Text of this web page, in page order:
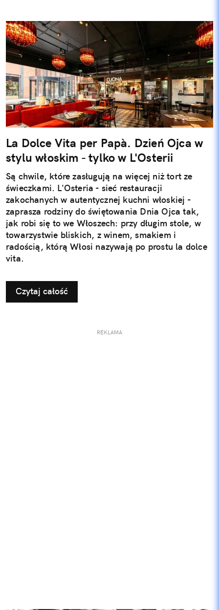
La Dolce Vita per Papà. Dzień Ojca w
stylu włoskim - tylko w L'Osterii
Są chwile, które zasługują na więcej niż tort ze
świeczkami. L'Osteria - sieć restauracji
zakochanych w autentycznej kuchni włoskiej -
zaprasza rodziny do świętowania Dnia Ojca tak,
jak robi się to we Włoszech: przy długim stole, w
towarzystwie bliskich, z winem, smakiem i
radością, którą Włosi nazywają po prostu la dolce
vita.
Czytaj całość
REKLAMA